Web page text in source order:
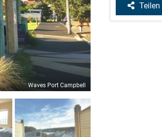
Teilen
Waves Port Campbell